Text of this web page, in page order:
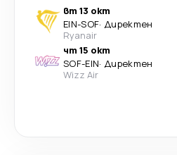
вт 13 окт
EIN-SOF· Директен
Ryanair
чт 15 окт
SOF-EIN· Директен
Wizz Air